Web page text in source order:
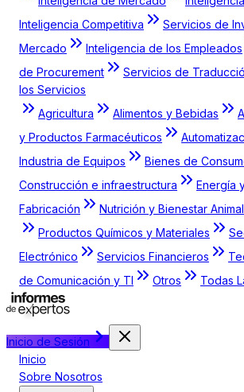
Inteligencia Competitiva
Servicios de
Mercado
Inteligencia de los Empleados
de Procurement
Servicios de
los Servicios
Agricultura
Alimentos y Bebidas
y Productos Farmacéuticos
Industria de Equipos
Bienes de
Construcción e infraestructura
Energía
Fabricación
Nutrición y Bienestar Animal
Productos Químicos y Materiales
Electrónico
Servicios Financieros
de Comunicación y TI
Otros Todas
Inicio de Sesión
Inicio
Sobre Nosotros